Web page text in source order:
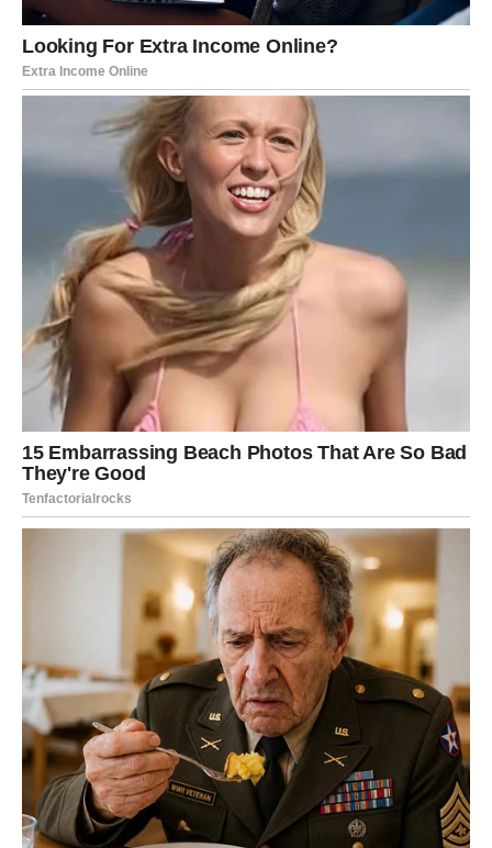
Povremeno provjeravanje presolca je ključno za
održavanje kvaliteta kiselog kupusa. Ne zaboravite da ne
otvarate bure previše često, kako bi se zadržala
optimalna sredina za fermentaciju. Dodavanje nekoliko
listova vinove loze ili zrna bibera može dodatno obogatiti
aromu i pomoći u očuvanju hrskavosti. U konačnici,
pravilno održavanje kiselog kupusa zahtijeva spoj
tradicije i malo znanstvenog pristupa.
lokalnih varijacija i recepata, pa se slobodno igrajte s
različitim začinima i dodatcima kako biste pronašli svoju
idealnu kombinaciju.
Kao rezultat, uz nekoliko jednostavnih koraka — od
pravilne količine soli, do dodavanja hrena i pravilnog
čuvanja — omekšali kupus se može oživjeti, a njegov
ukus vratiti na ono što smo pamtili iz prošlosti. Uz malo
strpljenja i truda, vaš kiseli kupus može ostati ukusan,
hrskav i zdrav tokom cijele zime. Na kraju, upravo u tome
leži čar domaće zimnice: svaki trud ulaganja u pripremu i
očuvanje donosi bogate plodove na vašem stolu.
Pripremite se da uživate u svom kiselom kupusu kao